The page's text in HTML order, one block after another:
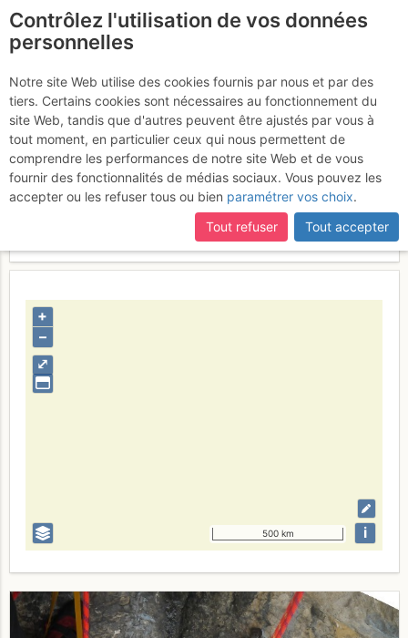
Le passage d'artif
Activités
Contributeur
lamisch
Type d'image (licence)
individuel (CC by-nc-nd)
1352276326_1477437348.jpg
⤢
+
–
500 km i
Contrôlez l'utilisation de vos données
personnelles
Notre site Web utilise des cookies fournis par nous et par des
tiers. Certains cookies sont nécessaires au fonctionnement du
site Web, tandis que d'autres peuvent être ajustés par vous à
tout moment, en particulier ceux qui nous permettent de
comprendre les performances de notre site Web et de vous
fournir des fonctionnalités de médias sociaux. Vous pouvez les
accepter ou les refuser tous ou bien paramétrer vos choix.
Tout refuser
Tout accepter